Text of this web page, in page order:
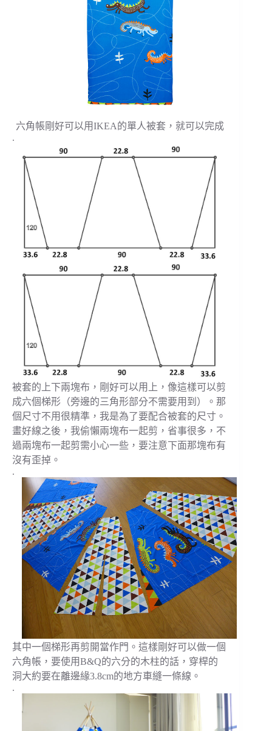
六角帳剛好可以用IKEA的單人被套，就可以完成
.
被套的上下兩塊布，剛好可以用上，像這樣可以剪
成六個梯形（旁邊的三角形部分不需要用到）。那
個尺寸不用很精準，我是為了要配合被套的尺寸。
畫好線之後，我偷懶兩塊布一起剪，省事很多，不
過兩塊布一起剪需小心一些，要注意下面那塊布有
沒有歪掉。
.
其中一個梯形再剪開當作門。這樣剛好可以做一個
六角帳，要使用B&Q的六分的木柱的話，穿桿的
洞大約要在離邊緣3.8cm的地方車縫一條線。
.